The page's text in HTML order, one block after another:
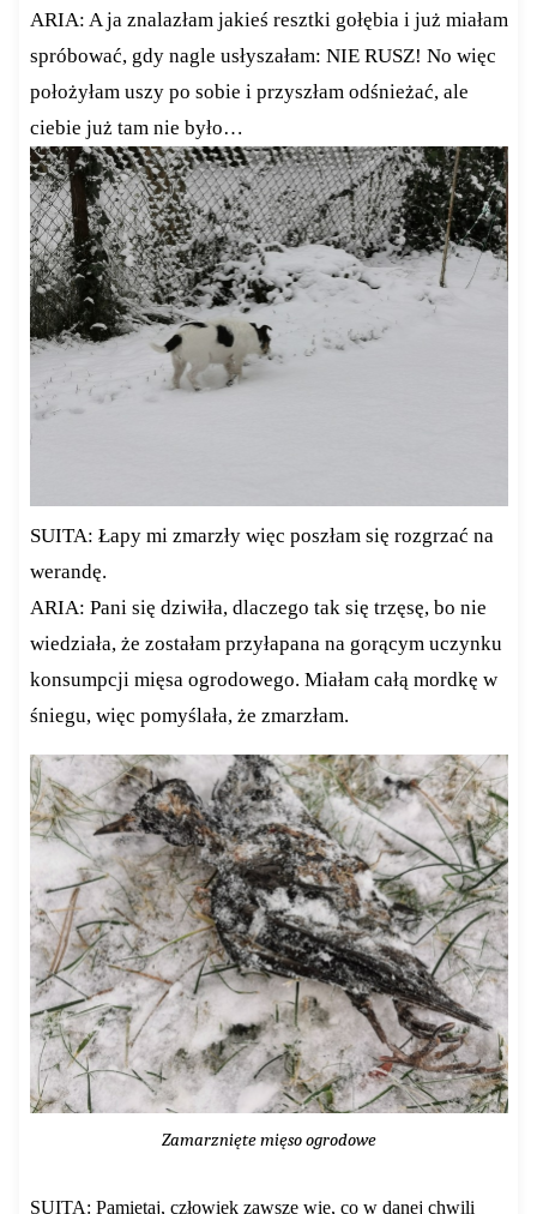
ARIA: A ja znalazłam jakieś resztki gołębia i już miałam
spróbować, gdy nagle usłyszałam: NIE RUSZ! No więc
położyłam uszy po sobie i przyszłam odśnieżać, ale
ciebie już tam nie było…
SUITA: Łapy mi zmarzły więc poszłam się rozgrzać na
werandę.
ARIA: Pani się dziwiła, dlaczego tak się trzęsę, bo nie
wiedziała, że zostałam przyłapana na gorącym uczynku
konsumpcji mięsa ogrodowego. Miałam całą mordkę w
śniegu, więc pomyślała, że zmarzłam.
Zamarznięte mięso ogrodowe
SUITA: Pamiętaj, człowiek zawsze wie, co w danej chwili